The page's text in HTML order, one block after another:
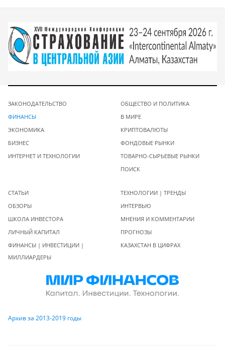
ЗАКОНОДАТЕЛЬСТВО
ФИНАНСЫ
ЭКОНОМИКА
БИЗНЕС
ИНТЕРНЕТ И ТЕХНОЛОГИИ
ОБЩЕСТВО И ПОЛИТИКА
В МИРЕ
КРИПТОВАЛЮТЫ
ФОНДОВЫЕ РЫНКИ
ТОВАРНО-СЫРЬЕВЫЕ РЫНКИ
ПОИСК
СТАТЬИ
ОБЗОРЫ
ШКОЛА ИНВЕСТОРА
ЛИЧНЫЙ КАПИТАЛ
ФИНАНСЫ | ИНВЕСТИЦИИ |
МИЛЛИАРДЕРЫ
ТЕХНОЛОГИИ | ТРЕНДЫ
ИНТЕРВЬЮ
МНЕНИЯ И КОММЕНТАРИИ
ПРОГНОЗЫ
КАЗАХСТАН В ЦИФРАХ
Архив за 2013-2019 годы